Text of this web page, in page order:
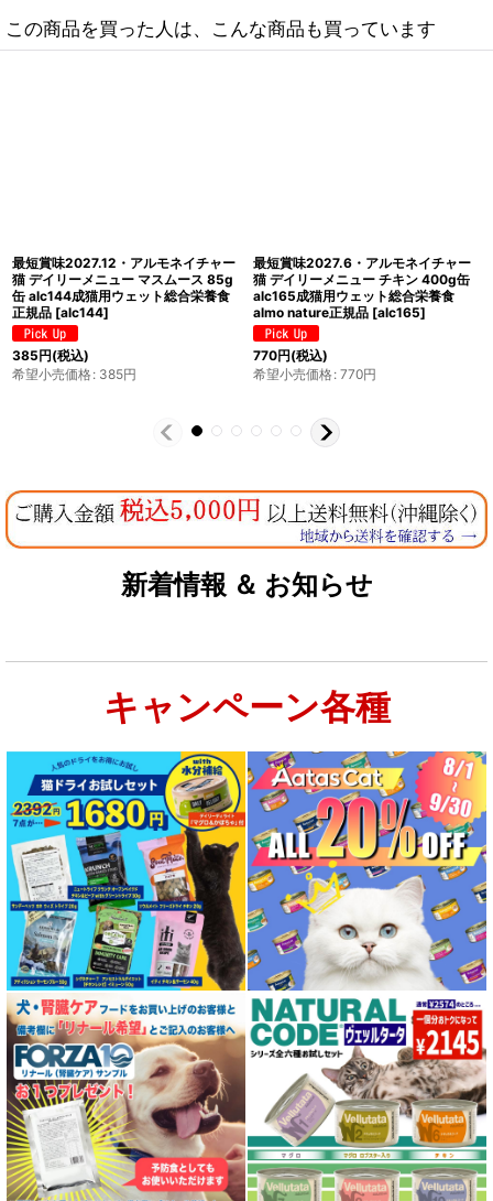
この商品を買った人は、こんな商品も買っています
最短賞味2028.2・アルモネイチャー
猫 デイリーメニュー サーモン入りの
ソフトムース 100g alc352成猫用ウ
ェット総合栄養食
264円(税込)
希望小売価格: 264円
最短賞味2027.12・アルモネイチャー
猫 デイリーメニュー サーモン入りお
肉のムース 85g缶 alc158成猫用ウェ
ット総合栄養食キャットフード正規品
[alc158]
385円(税込)
新着情報 ＆ お知らせ
キャンペーン各種